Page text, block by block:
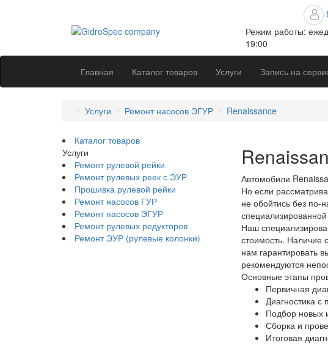
Режим работы:
19:00
Главная Каталог товаров Услуги Запись на
Услуги Ремонт насосов ЭГУР Renaissance
Каталог товаров
Услуги
Ремонт рулевой рейки
Ремонт рулевых реек с ЭУР
Прошивка рулевой рейки
Ремонт насосов ГУР
Ремонт насосов ЭГУР
Ремонт рулевых редукторов
Ремонт ЭУР (рулевые колонки)
Автомобили
Но если
не обойтись без
Наш
стоимость. Наличие
нам гарантировать
рекомендуются
Основные этапы
Первичная
Диагностика
Подбор новых
Сборка и
Итоговая